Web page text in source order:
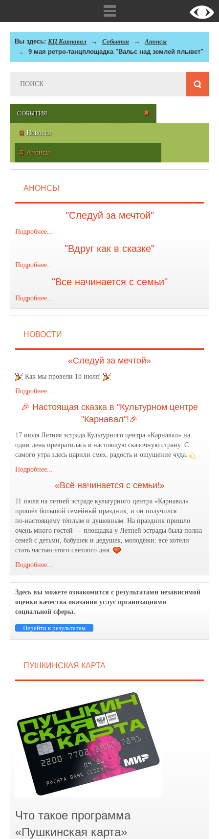
Вы здесь: КЦ Карнавал События
Анонсы
9 мая ретро-танцплощадка "Вальс над землей плывет"
СОБЫТИЯ
Новости
Анонсы
АНОНСЫ
"Следуй за мечтой"
Подробнее...
"Вдруг как в сказке"
Подробнее...
"Все начинается с семьи"
Подробнее...
НОВОСТИ
«Следуй за мечтой»
Как мы провели 18 июля!
Подробнее...
🎉 Настоящая сказка в "Культурном центре
"Карнавал"!🎉
17 июля Летняя эстрада Культурного центра «Карнавал» на
один день превратилась в настоящую сказочную страну. С
самого утра здесь царили смех, радость и ощущение чуда.
Подробнее...
«Всё начинается с семьи!»
11 июля на летней эстраде культурного центра «Карнавал»
прошёл большой семейный праздник, и он получился
по‑настоящему тёплым и душевным. На праздник пришло
очень много гостей — площадка у Летней эстрады была полна
семей с детьми, бабушек и дедушек, молодёжи: все хотели
стать частью этого светлого дня.
Подробнее...
Здесь вы можете ознакомится с результатами независимой
оценки качества оказания услуг организациями
социальной сферы.
Перейти к результатам
ПУШКИНСКАЯ КАРТА
Что такое программа
«Пушкинская карта»